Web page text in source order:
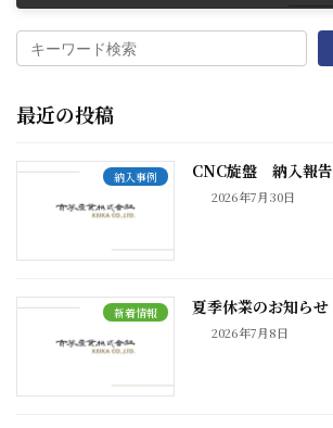
最近の投稿
納入事例 CNC旋盤 納入報告
2026年7月30日
新着情報 夏季休業のお知らせ
2026年7月8日